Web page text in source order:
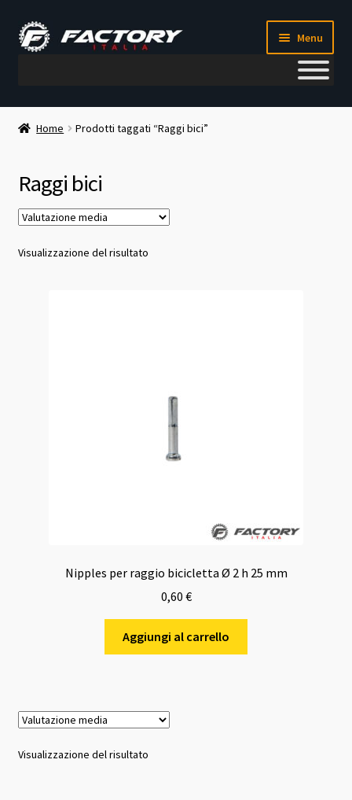
Vai
alla
Vai
al
Menu
Il mio account
Chi siamo
Home Prodotti taggati “Raggi bici”
Raggi bici
Visualizzazione del risultato
Nipples per raggio bicicletta Ø 2 h 25 mm
0,60 €
Aggiungi al carrello
Visualizzazione del risultato